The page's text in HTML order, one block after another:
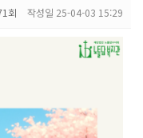
회 작성일 25-04-03 15:29